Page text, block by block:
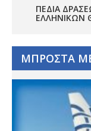
ΠΕΔΊΑ
ΕΛΛΗΝΙΚΏΝ
ΜΠΡΟΣΤΑ